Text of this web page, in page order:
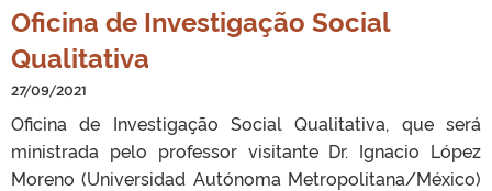
Oficina de Investigação Social
Qualitativa
27/09/2021
Oficina de Investigação Social Qualitativa, que será
ministrada pelo professor visitante Dr. Ignacio López
Moreno (Universidad Autónoma Metropolitana/México)